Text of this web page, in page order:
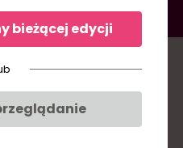
bieżącej edycji